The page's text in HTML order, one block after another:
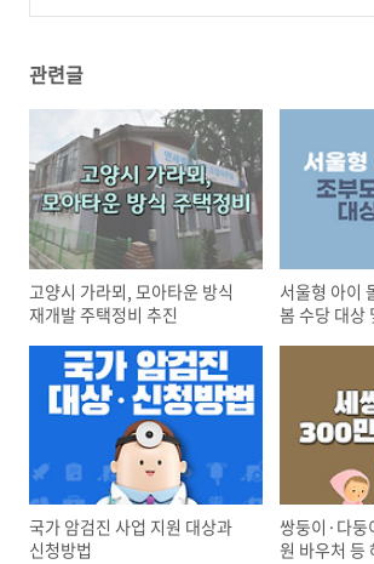
관련글
고양시 가라뫼, 모아타운 방식
재개발 주택정비 추진
서울형 아이
봄 수당 대상
국가 암검진 사업 지원 대상과
신청방법
쌍둥이·다둥
원 바우처 등